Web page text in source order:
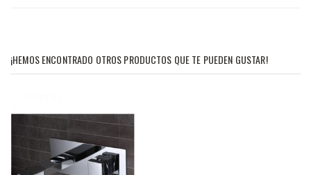
¡HEMOS ENCONTRADO OTROS PRODUCTOS QUE TE PUEDEN GUSTAR!